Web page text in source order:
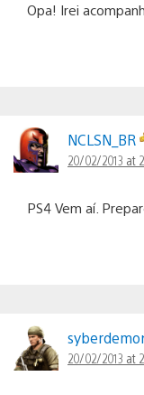
Opa! Irei
NCLSN_BR
20/02/2013 at
PS4 Vem aí.
20/02/2013 at